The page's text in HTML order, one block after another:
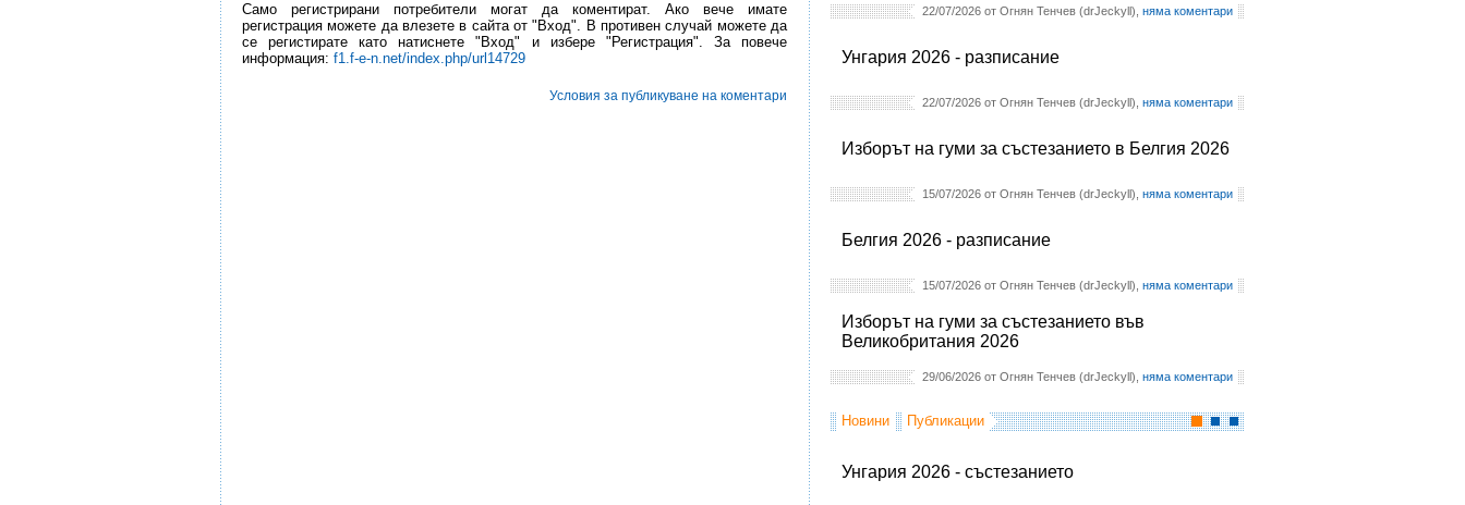
22/07/2026 от Огнян Тенчев (drJeckyll), няма коментари
Унгария 2026 - разписание
22/07/2026 от Огнян Тенчев (drJeckyll), няма коментари
Изборът на гуми за състезанието в Белгия 2026
15/07/2026 от Огнян Тенчев (drJeckyll), няма коментари
Белгия 2026 - разписание
15/07/2026 от Огнян Тенчев (drJeckyll), няма коментари
Изборът на гуми за състезанието във
Великобритания 2026
29/06/2026 от Огнян Тенчев (drJeckyll), няма коментари
Новини Публикации
Унгария 2026 - състезанието
Само регистрирани потребители могат да коментират. Ако вече имате
регистрация можете да влезете в сайта от "Вход". В противен случай можете да
се регистирате като натиснете "Вход" и избере "Регистрация". За повече
информация: f1.f-e-n.net/index.php/url14729
Условия за публикуване на коментари